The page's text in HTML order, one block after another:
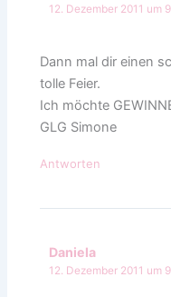
12. Dezember 2011 um
Dann mal dir einen
tolle Feier.
Ich möchte
GLG Simone
Antworten
Daniela
12. Dezember 2011 um